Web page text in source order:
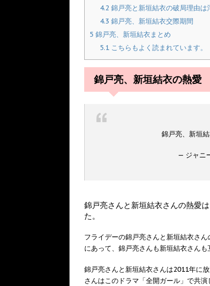
4.2 錦戸亮と新垣結衣の破局理由は
4.3 錦戸亮、新垣結衣交際期間
5 錦戸亮、新垣結衣まとめ
5.1 こちらもよく読まれています。
錦戸亮、新垣結衣の熱愛
錦戸亮、新垣
— ジャニ
錦戸亮さんと新垣結衣さんの熱愛
た。
フライデーの錦戸亮さんと新垣結衣さ
にあって、錦戸亮さんも新垣結衣さん
錦戸亮さんと新垣結衣さんは2011年に
さんはこのドラマ「全開ガール」で共